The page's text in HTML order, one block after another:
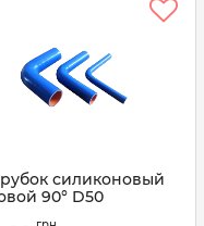
силиконовый
90° D50